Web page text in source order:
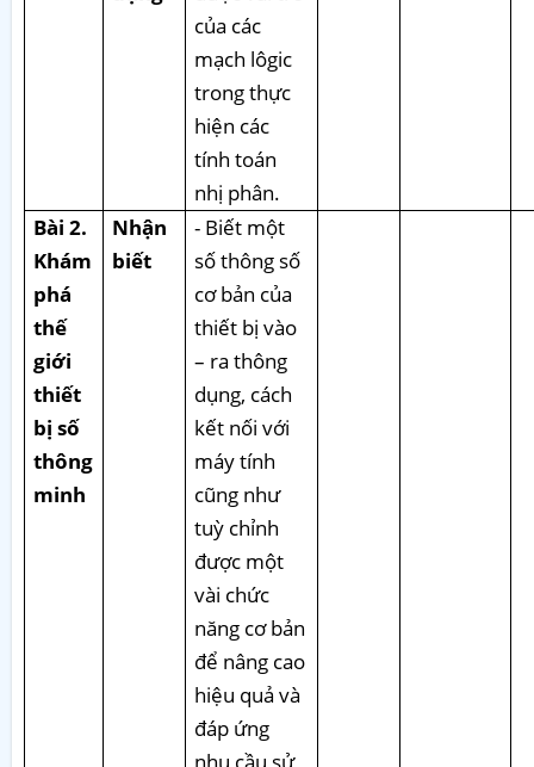
của các
mạch lôgic
trong thực
hiện các
tính toán
nhị phân.
Bài 2.
Khám
phá
thế
giới
thiết
bị số
thông
minh
Nhận
biết
- Biết một
số thông số
cơ bản của
thiết bị vào
– ra thông
dụng, cách
kết nối với
máy tính
cũng như
tuỳ chỉnh
được một
vài chức
năng cơ bản
để nâng cao
hiệu quả và
đáp ứng
nhu cầu sử